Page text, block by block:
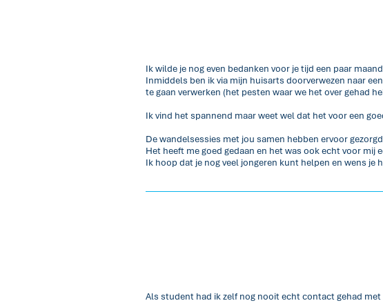
Ik wilde je nog even bedanken voor je tijd een paar
Inmiddels ben ik via mijn huisarts doorverwezen naar
te gaan verwerken (het pesten waar we het over gehad
Ik vind het spannend maar weet wel dat het voor een
De wandelsessies met jou samen hebben ervoor
Het heeft me goed gedaan en het was ook echt voor mij
Ik hoop dat je nog veel jongeren kunt helpen en wens je
Als student had ik zelf nog nooit echt contact gehad